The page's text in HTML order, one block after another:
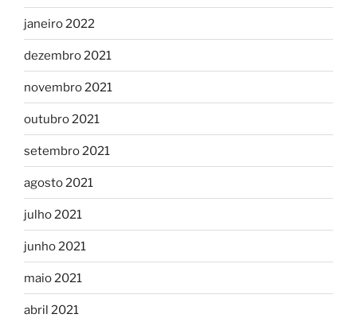
janeiro 2022
dezembro 2021
novembro 2021
outubro 2021
setembro 2021
agosto 2021
julho 2021
junho 2021
maio 2021
abril 2021